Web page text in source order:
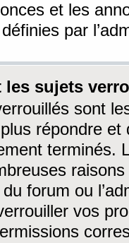
et les
par
les sujets
sont
répondre
terminés.
forum ou
vos